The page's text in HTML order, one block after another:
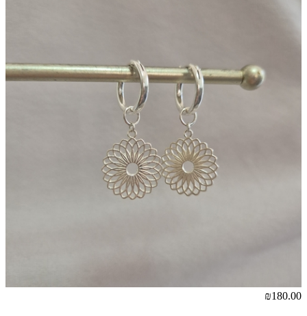
₪180.00